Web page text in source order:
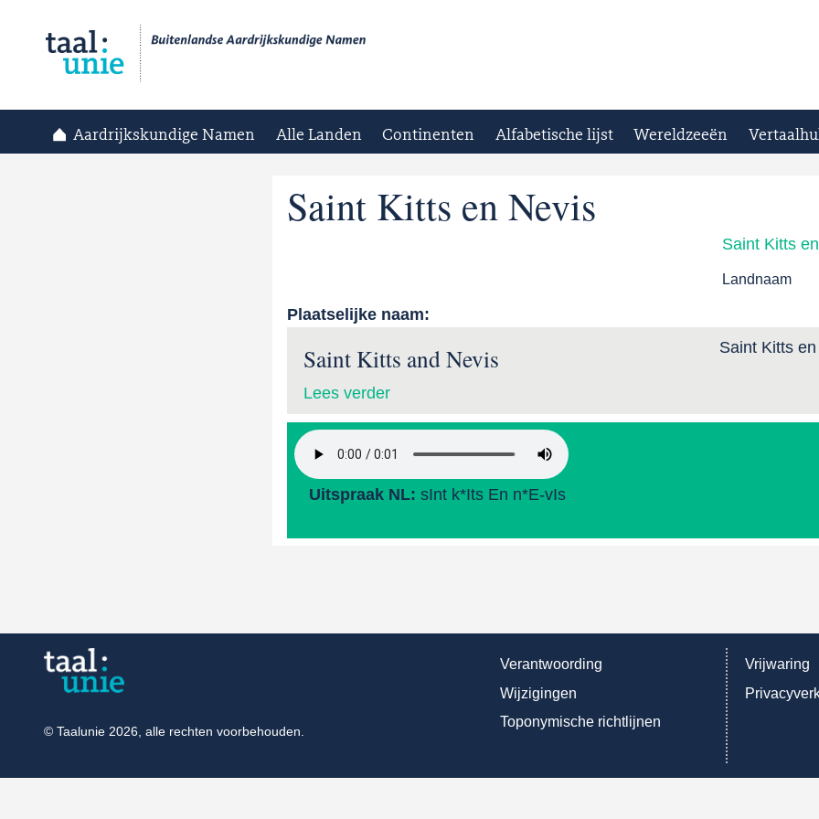
Aardrijkskundige Namen Alle Landen Continenten Alfabetische lijst Wereldzeeën
Saint Kitts en Nevis
Saint Kitts
Landnaam
Plaatselijke naam:
Saint Kitts and Nevis Saint Kitts
Lees verder
Uitspraak NL: sInt k*Its En n*E-vIs
Verantwoording
Wijzigingen
Toponymische richtlijnen
Vrijwaring
© Taalunie 2026, alle rechten voorbehouden.